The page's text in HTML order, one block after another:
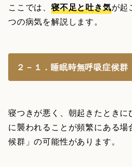
ここでは、 寝不足と吐き気が起
つの病気を解説します。
２－１．睡眠時無呼吸症候群
寝つきが悪く、朝起きたとき
に襲われることが頻繁にある
候群」の可能性があります。